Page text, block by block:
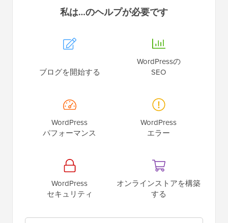
私は…のヘルプが必要です
ブログを開始する
WordPressの
SEO
WordPress
パフォーマンス
WordPress
エラー
WordPress
セキュリティ
オンラインストアを構築
する